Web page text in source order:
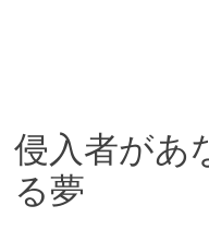
侵入者があ
る夢